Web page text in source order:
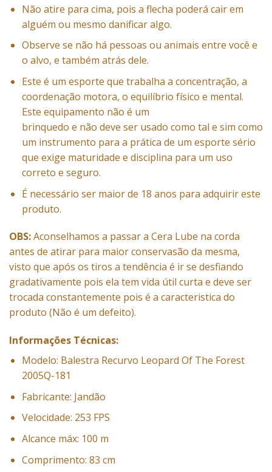
Não atire para cima, pois a flecha poderá cair em
alguém ou mesmo danificar algo.
Observe se não há pessoas ou animais entre você e
o alvo, e também atrás dele.
Este é um esporte que trabalha a concentração, a
coordenação motora, o equilíbrio físico e mental.
Este equipamento não é um
brinquedo e não deve ser usado como tal e sim como
um instrumento para a prática de um esporte sério
que exige maturidade e disciplina para um uso
correto e seguro.
É necessário ser maior de 18 anos para adquirir este
produto.
OBS:Aconselhamos a passar a Cera Lube na corda
antes de atirar para maior conservasão da mesma,
visto que após os tiros a tendência é ir se desfiando
gradativamente pois ela tem vida útil curta e deve ser
trocada constantemente pois é a caracteristica do
produto (Não é um defeito).
Informações Técnicas:
Modelo: Balestra Recurvo Leopard Of The Forest
2005Q-181
Fabricante: Jandão
Velocidade: 253 FPS
Alcance máx: 100 m
Comprimento: 83 cm